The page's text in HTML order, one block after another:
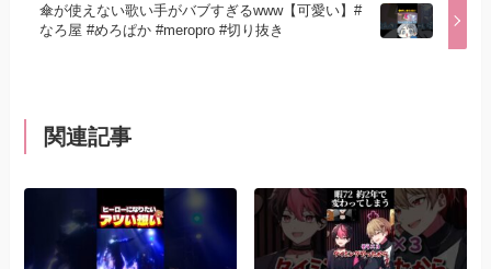
傘が使えない歌い手がバブすぎるwww【可愛い】#
なろ屋 #めろぱか #meropro #切り抜き
関連記事